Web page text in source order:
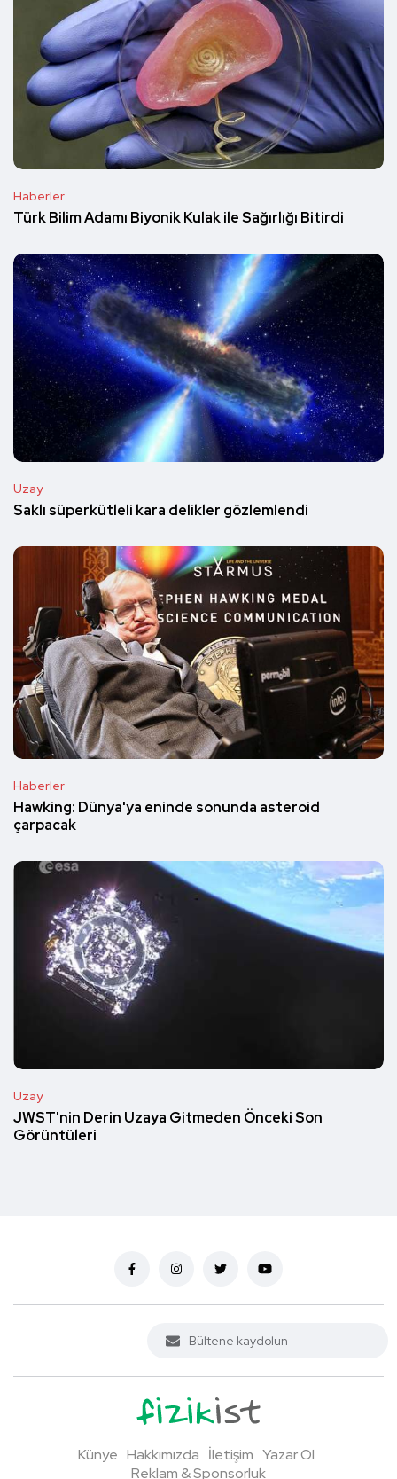
Haberler
Türk Bilim Adamı Biyonik Kulak ile Sağırlığı Bitirdi
Uzay
Saklı süperkütleli kara delikler gözlemlendi
Haberler
Hawking: Dünya'ya eninde sonunda asteroid
çarpacak
Uzay
JWST'nin Derin Uzaya Gitmeden Önceki Son
Görüntüleri
Künye Hakkımızda İletişim Yazar Ol
Reklam & Sponsorluk